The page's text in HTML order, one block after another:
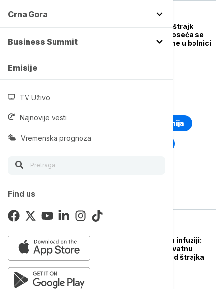
Crna Gora
Business Summit
Emisije
TV Uživo
Najnovije vesti
Vremenska prognoza
Find us
Dijana Hrka nastavlja štrajk
glađu: Prima infuzije, oseća se
dobro i odbija da ostane u bolnici
TOP TAGOVI
Euronews Montenegro Kosovo i Metohija
Rat u Ukrajini Kriza na Bliskom istoku
Dijana Hrka ponovo na infuziji:
Otišla na pregled u privatnu
bolnicu, ne odustaje od štrajka